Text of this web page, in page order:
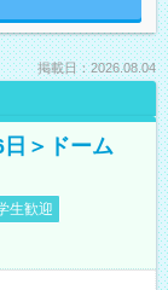
掲載日：2026.08.04
＞ドーム
生歓迎